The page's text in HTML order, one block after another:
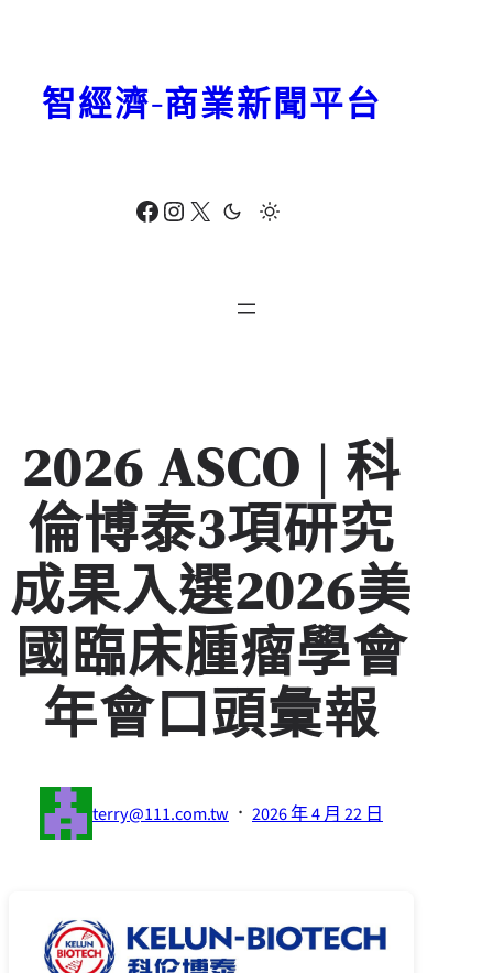
Facebook Instagram X
智經濟-商業新聞平台
2026 ASCO | 科
倫博泰3項研究
成果入選2026美
國臨床腫瘤學會
年會口頭彙報
terry@111.com.tw · 2026 年 4 月 22 日